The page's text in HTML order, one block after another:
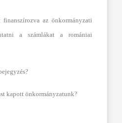
az önkormányzati
a számlákat a romániai
kapott önkormányzatunk?